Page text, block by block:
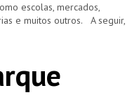
escolas, mercados,
e muitos outros. A seguir,